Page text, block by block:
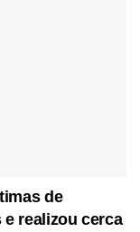
de
realizou cerca